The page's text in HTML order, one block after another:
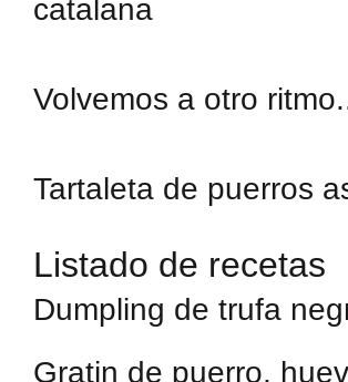
catalana
Volvemos a otro
Tartaleta de puerros
Listado de recetas
Dumpling de trufa
Gratin de puerro,